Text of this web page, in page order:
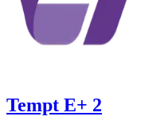
Tempt E+ 2